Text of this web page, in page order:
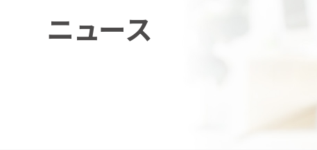
ニュース